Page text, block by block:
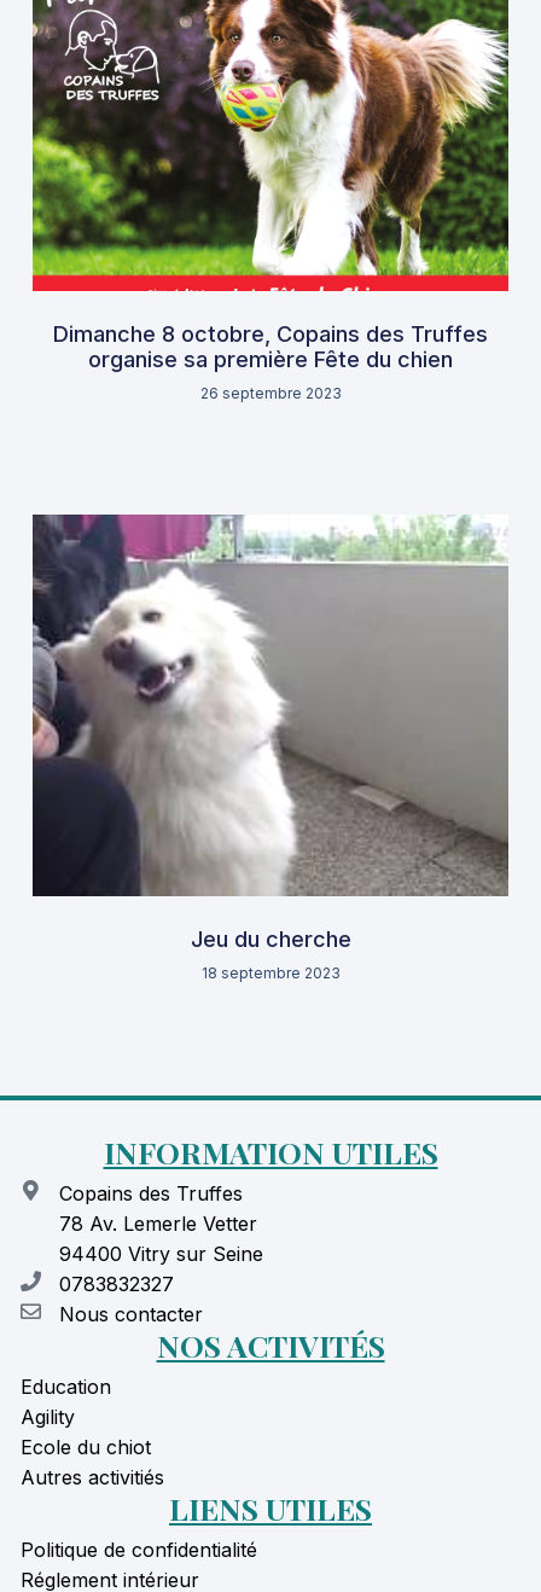
Dimanche 8 octobre, Copains des Truffes
organise sa première Fête du chien
26 septembre 2023
Jeu du cherche
18 septembre 2023
INFORMATION UTILES
Copains des Truffes
78 Av. Lemerle Vetter
94400 Vitry sur Seine
0783832327
Nous contacter
NOS ACTIVITÉS
Education
Agility
Ecole du chiot
Autres activitiés
LIENS UTILES
Politique de confidentialité
Réglement intérieur